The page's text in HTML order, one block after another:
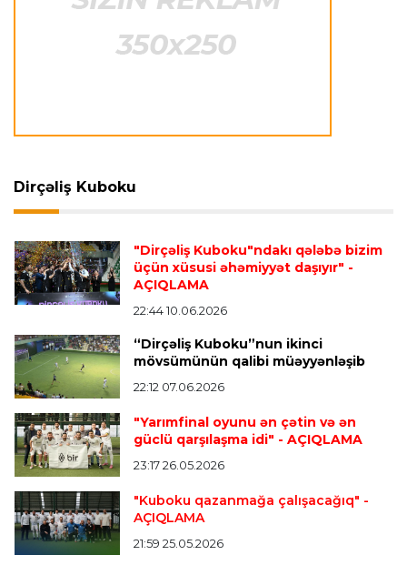
İtaliya S.A. 23:27 06.08.2026
Neapolda Maradonanın adını daşıyan yeni
stadion tikiləcək
"Reyncers" uduzdu, ÇSKA-dan inamlı qələbə
Transfer
İngiltərə P.L. 23:14 06.08.2026
Alexandre Pato İngiltərə klubunun prezidenti
Transfer 23:08 06.08.2026
"Qalatasaray" Leaunun alternativini "Arsenal"da
tapdı
Offside 23:04 06.08.2026
Çimərlik voleybolu üzrə ölkə çempionatında
finalçılar müəyyənləşdi
Dirçəliş Kuboku
"Dirçəliş Kuboku"ndakı qələbə bizim
üçün xüsusi əhəmiyyət daşıyır" -
AÇIQLAMA
22:44 10.06.2026
“Dirçəliş Kuboku”nun ikinci
mövsümünün qalibi müəyyənləşib
22:12 07.06.2026
"Yarımfinal oyunu ən çətin və ən
güclü qarşılaşma idi" - AÇIQLAMA
23:17 26.05.2026
"Kuboku qazanmağa çalışacağıq" -
AÇIQLAMA
21:59 25.05.2026